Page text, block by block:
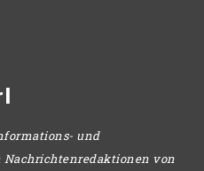
und
Nachrichtenredaktionen von